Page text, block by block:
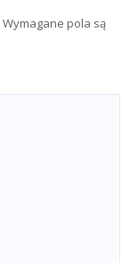
Wymagane pola są